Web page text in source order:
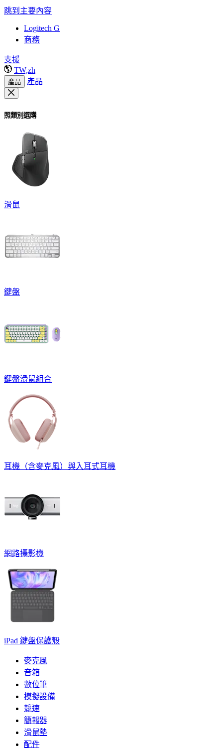
跳到主要內容
Logitech G
商務
支援
TW,zh
產品 產品
照類別選購
滑鼠
鍵盤
鍵盤滑鼠組合
耳機（含麥克風）與入耳式耳機
網路攝影機
iPad 鍵盤保護殼
麥克風
音箱
數位筆
模擬設備
競速
簡報器
滑鼠墊
配件